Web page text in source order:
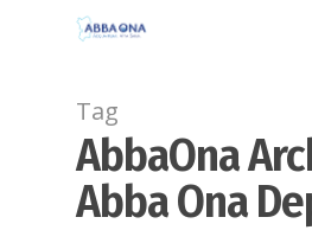
Tag
AbbaOna
Abba Ona